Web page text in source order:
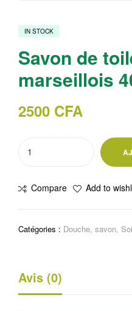
IN STOCK
Savon de
marseillois
2500 CFA
de
marseillois
Compare Add to
Catégories : Douche, savon,
Avis (0)